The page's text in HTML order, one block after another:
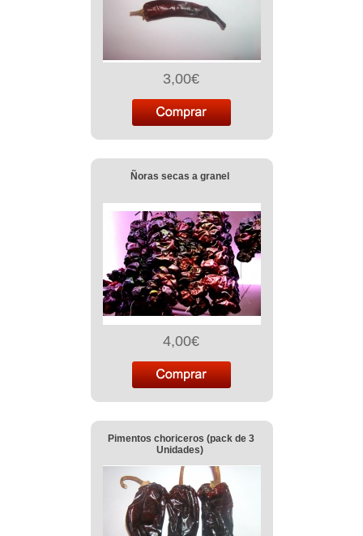
3,00€
Ñoras secas a granel
4,00€
Pimentos choriceros (pack de 3
Unidades)